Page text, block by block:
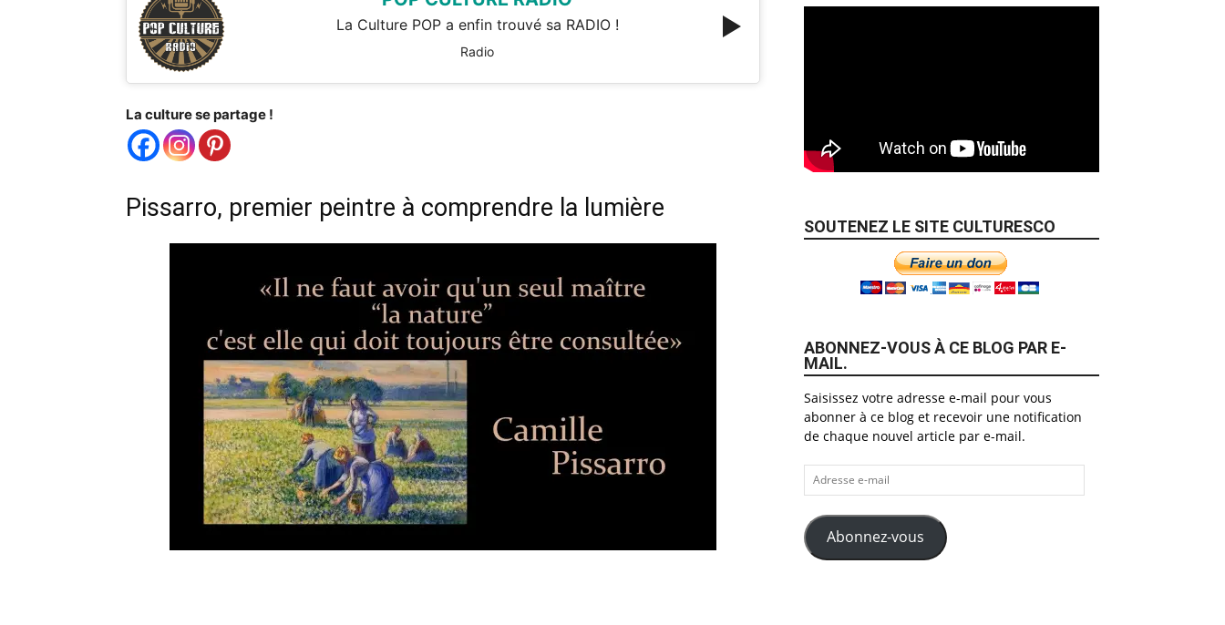
La Culture POP a enfin trouvé sa RADIO !
Radio
La culture se partage !
Pissarro, premier peintre à comprendre la lumière
SOUTENEZ LE SITE CULTURESCO
ABONNEZ-VOUS À CE BLOG PAR E-
MAIL.
Saisissez votre adresse e-mail pour vous
abonner à ce blog et recevoir une notification
de chaque nouvel article par e-mail.
Adresse
e-
mail
Abonnez-vous